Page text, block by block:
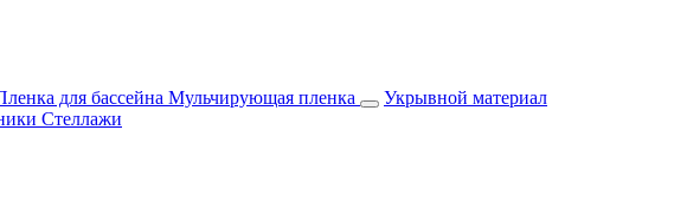
для бассейна Мульчирующая пленка
Укрывной материал
Стеллажи